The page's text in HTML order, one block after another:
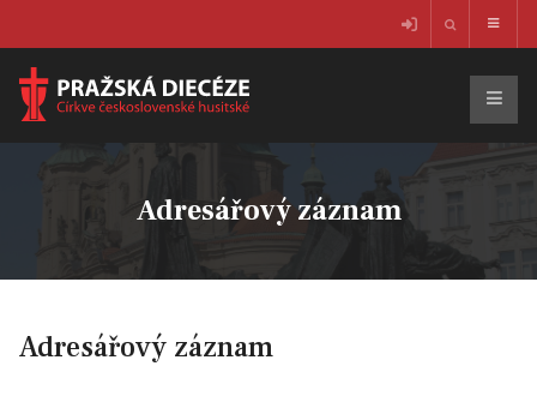
Adresářový záznam
Adresářový záznam